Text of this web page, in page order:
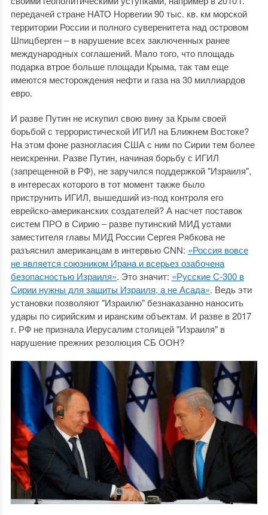
передачей стране НАТО Норвегии 90 тыс. кв. км морской
территории России и полного суверенитета над островом
Шпицберген – в нарушение всех заключенных ранее
международных соглашений. Мало того, что площадь
подарка втрое больше площади Крыма, так там еще
имеются месторождения нефти и газа на 30 миллиардов
евро.
И разве Путин не искупил свою вину за Крым своей
борьбой с террористической ИГИЛ на Ближнем Востоке?
На этом фоне разногласия США с ним по Сирии тем более
неискренни. Разве Путин, начиная борьбу с ИГИЛ
(запрещенной в РФ), не заручился поддержкой "Израиля",
в интересах которого в тот момент также было
приструнить ИГИЛ, вышедший из-под контроля его
еврейско-американских создателей? А насчет поставок
cистем ПРО в Сирию ‒ разве путинский МИД уcтами
заместителя главы МИД России Сергея Рябкова не
разъяснил американцам в интервью CNN: «Россия вовсе
не является союзником Ирана и всерьез озабочена
безопасностью Израиля». Это значит: «Русские С-300 в
Сирии нужны для защиты Израиля, а не Асада». Ведь эти
установки позволяют "Израилю" безнаказанно наносить
удары по сирийским и иранским объектам. И разве в 2017
г. РФ не признала Иерусалим столицей "Израиля" в
нарушение прежних резолюция СБ ООН?